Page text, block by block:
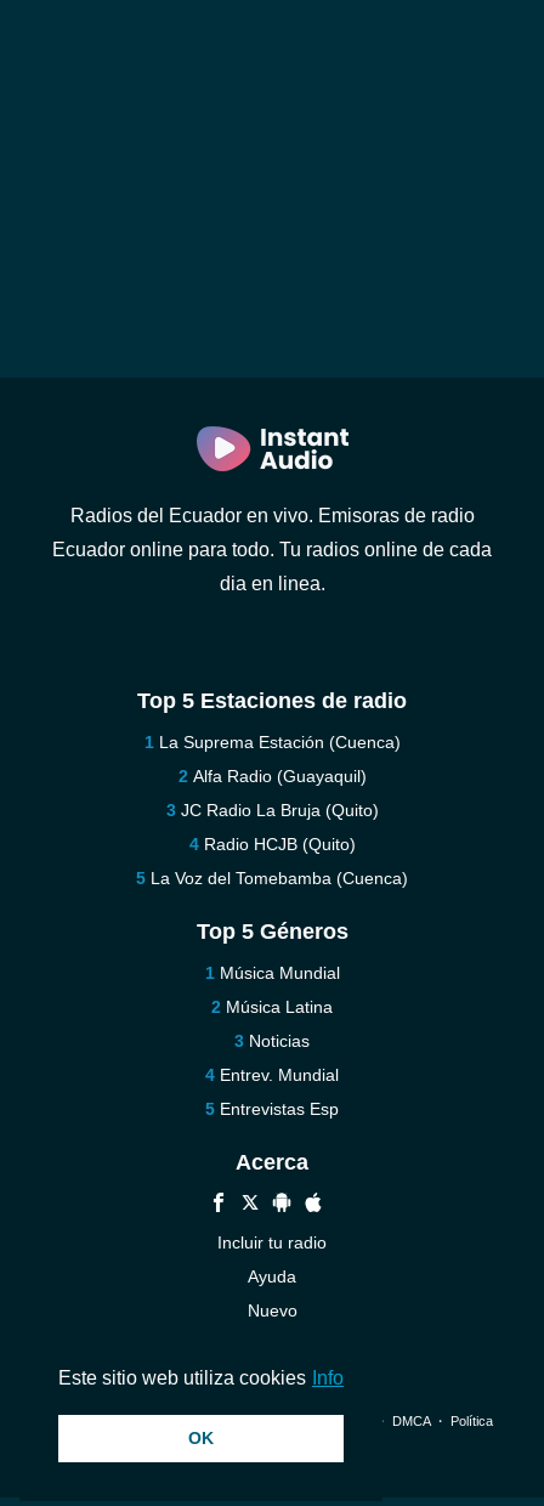
Radios del Ecuador en vivo. Emisoras de radio
Ecuador online para todo. Tu radios online de cada
dia en linea.
Top 5 Estaciones de radio
La Suprema Estación (Cuenca)
Alfa Radio (Guayaquil)
JC Radio La Bruja (Quito)
Radio HCJB (Quito)
La Voz del Tomebamba (Cuenca)
Top 5 Géneros
Música Mundial
Música Latina
Noticias
Entrev. Mundial
Entrevistas Esp
Acerca
Incluir tu radio
Ayuda
Nuevo
© 2026 InstantAudio. Reservados todos los derechos. ・ DMCA・ Política
Este sitio web utiliza cookies Info
OK